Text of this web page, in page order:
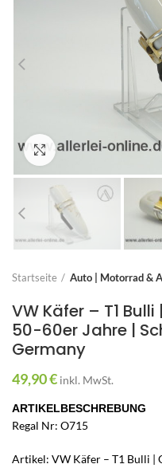
Zum Vergrößern
Startseite Auto | Motorrad &
VW Käfer – T1
50-60er Jahre |
Germany
49,90€ inkl. MwSt.
ARTIKELBESCHREBUNG
Regal Nr: O715
Artikel: VW Käfer – T1 Bulli |